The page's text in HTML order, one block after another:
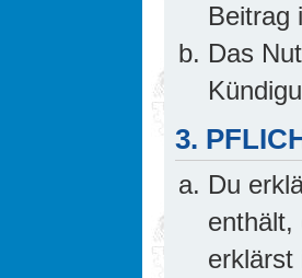
Beitrag
Das
3.
Du
enthält,
erklärst